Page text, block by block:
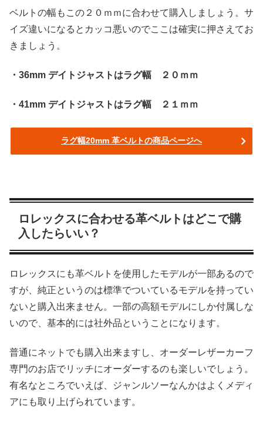
ベルトの幅もこの２０ｍｍに合わせて購入しましょう。サ
イズ違いになるとカッコ悪いのでここは確実に押さえてお
きましょう。
・36mm デイトジャストはラグ幅 ２０ｍｍ
・41mm デイトジャストはラグ幅 ２１ｍｍ
ラグ幅20mm 革ベルトの商品ページへ
ロレックスに合わせる革ベルトはどこで購
入したらいい？
ロレックスにも革ベルトを使用したモデルが一部あるので
すが、純正というのは標準でついているモデルを持ってい
ないと購入出来ません。一部の高額モデルにしか付属しな
いので、基本的には社外品ということになります。
普通にネットでも購入出来ますし、オーダーレザーカーフ
専門のお店でリッチにオーダーするのも楽しいでしょう。
有名なところでいえば、ジャンルソーなんかはよくメディ
アにも取り上げられています。